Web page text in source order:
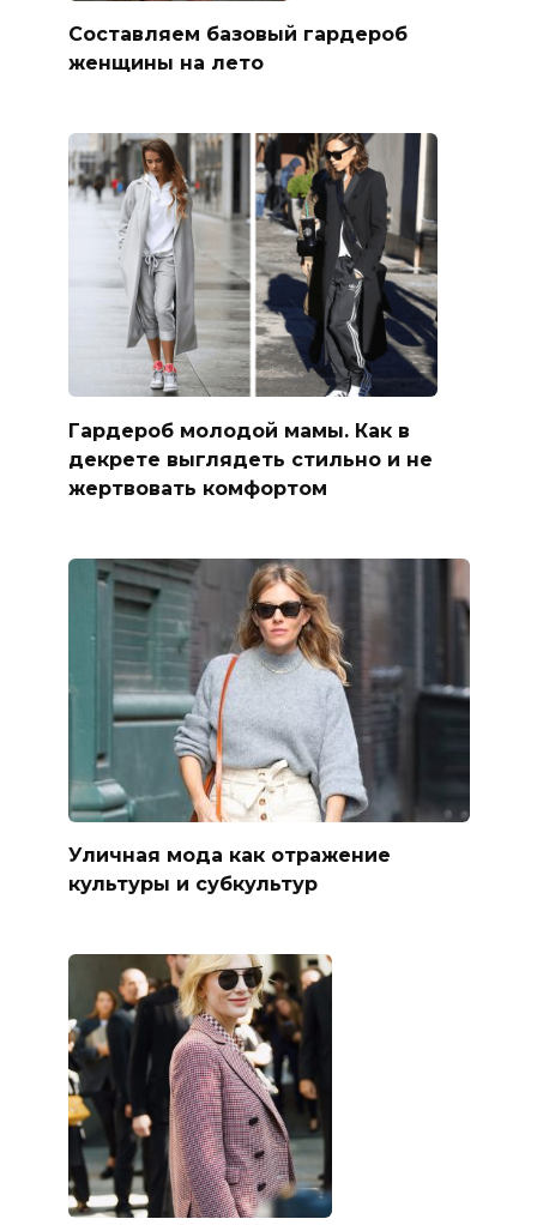
Составляем базовый гардероб
женщины на лето
Гардероб молодой мамы. Как в
декрете выглядеть стильно и не
жертвовать комфортом
Уличная мода как отражение
культуры и субкультур